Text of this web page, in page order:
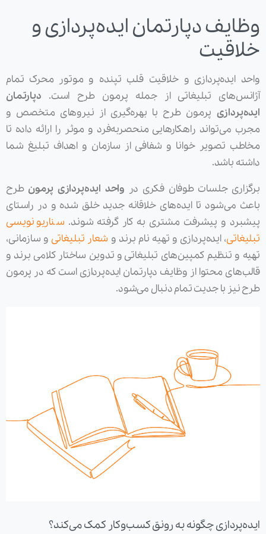
وظایف دپارتمان ایده‌پردازی و
خلاقیت
واحد ایده‌پردازی و خلاقیت قلب تپنده و موتور محرک تمام
آژانس‌های تبلیغاتی از جمله پرمون طرح است. دپارتمان
ایده‌پردازی پرمون طرح با بهره‌گیری از نیروهای متخصص و
مجرب می‌تواند راهکارهایی منحصربه‌فرد و موثر را ارائه داده تا
مخاطب تصویر خوانا و شفافی از سازمان و اهداف تبلیغ شما
داشته باشد.
برگزاری جلسات طوفان فکری در واحد ایده‌پردازی پرمون طرح
باعث می‌شود تا ایده‌های خلاقانه جدید خلق شده و در راستای
پیشبرد و پیشرفت مشتری به کار گرفته ‌شوند. سناریو نویسی
تبلیغاتی، ایده‌پردازی و تهیه نام برند و شعار تبلیغاتی و سازمانی،
تهیه و تنظیم کمپین‌های تبلیغاتی و تدوین ساختار کلامی برند و
قالب‌های محتوا از وظایف دپارتمان ایده‌پردازی است که در پرمون
طرح نیز با جدیت تمام دنبال می‌شود.
ایده‌پردازی چگونه به رونق کسب‌وکار کمک می‌کند؟